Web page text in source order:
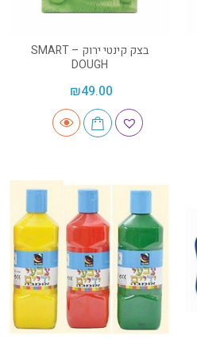
בצק קינטי ירוק – SMART
DOUGH
₪49.00